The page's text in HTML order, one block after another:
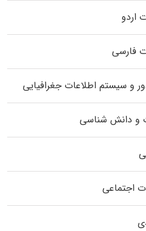
اردو
فارسی
و سیستم اطلاعات جغرافیایی
و دانش شناسی
اجتماعی